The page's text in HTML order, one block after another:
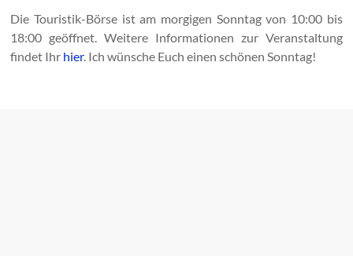
Die Touristik-Börse ist am morgigen Sonntag von 10:00 bis
18:00 geöffnet. Weitere Informationen zur Veranstaltung
findet Ihr hier. Ich wünsche Euch einen schönen Sonntag!